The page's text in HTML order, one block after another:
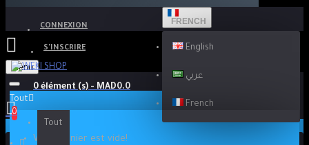
CONNEXION
S'INSCRIRE
FRENCH
English
عربي
French
Menu
0 élément (s) - MAD0.0
0
Votre panier est vide!
Tout
Tout